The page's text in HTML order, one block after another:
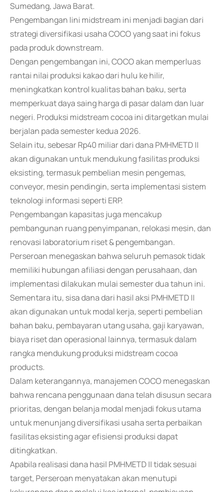
Sumedang, Jawa Barat.
Pengembangan lini midstream ini menjadi bagian dari
strategi diversifikasi usaha COCO yang saat ini fokus
pada produk downstream.
Dengan pengembangan ini, COCO akan memperluas
rantai nilai produksi kakao dari hulu ke hilir,
meningkatkan kontrol kualitas bahan baku, serta
memperkuat daya saing harga di pasar dalam dan luar
negeri. Produksi midstream cocoa ini ditargetkan mulai
berjalan pada semester kedua 2026.
Selain itu, sebesar Rp40 miliar dari dana PMHMETD II
akan digunakan untuk mendukung fasilitas produksi
eksisting, termasuk pembelian mesin pengemas,
conveyor, mesin pendingin, serta implementasi sistem
teknologi informasi seperti ERP.
Pengembangan kapasitas juga mencakup
pembangunan ruang penyimpanan, relokasi mesin, dan
renovasi laboratorium riset & pengembangan.
Perseroan menegaskan bahwa seluruh pemasok tidak
memiliki hubungan afiliasi dengan perusahaan, dan
implementasi dilakukan mulai semester dua tahun ini.
Sementara itu, sisa dana dari hasil aksi PMHMETD II
akan digunakan untuk modal kerja, seperti pembelian
bahan baku, pembayaran utang usaha, gaji karyawan,
biaya riset dan operasional lainnya, termasuk dalam
rangka mendukung produksi midstream cocoa
products.
Dalam keterangannya, manajemen COCO menegaskan
bahwa rencana penggunaan dana telah disusun secara
prioritas, dengan belanja modal menjadi fokus utama
untuk menunjang diversifikasi usaha serta perbaikan
fasilitas eksisting agar efisiensi produksi dapat
ditingkatkan.
Apabila realisasi dana hasil PMHMETD II tidak sesuai
target, Perseroan menyatakan akan menutupi